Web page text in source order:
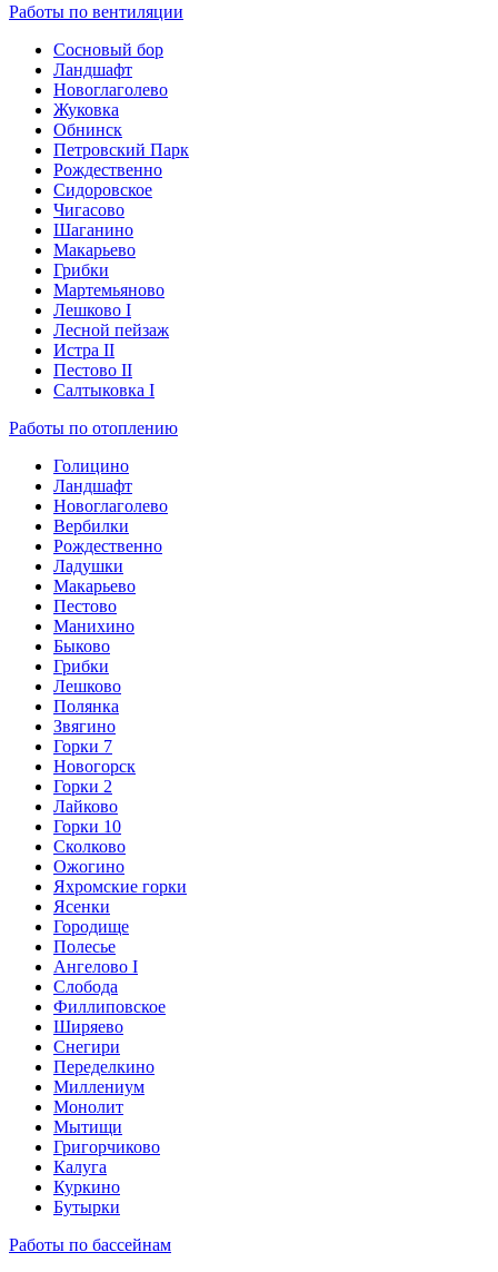
Работы по вентиляции
Сосновый бор
Ландшафт
Новоглаголево
Жуковка
Обнинск
Петровский Парк
Рождественно
Сидоровское
Чигасово
Шаганино
Макарьево
Грибки
Мартемьяново
Лешково I
Лесной пейзаж
Истра II
Пестово II
Салтыковка I
Работы по отоплению
Голицино
Ландшафт
Новоглаголево
Вербилки
Рождественно
Ладушки
Макарьево
Пестово
Манихино
Быково
Грибки
Лешково
Полянка
Звягино
Горки 7
Новогорск
Горки 2
Лайково
Горки 10
Сколково
Ожогино
Яхромские горки
Ясенки
Городище
Полесье
Ангелово I
Слобода
Филлиповское
Ширяево
Снегири
Переделкино
Миллениум
Монолит
Мытищи
Григорчиково
Калуга
Куркино
Бутырки
Работы по бассейнам